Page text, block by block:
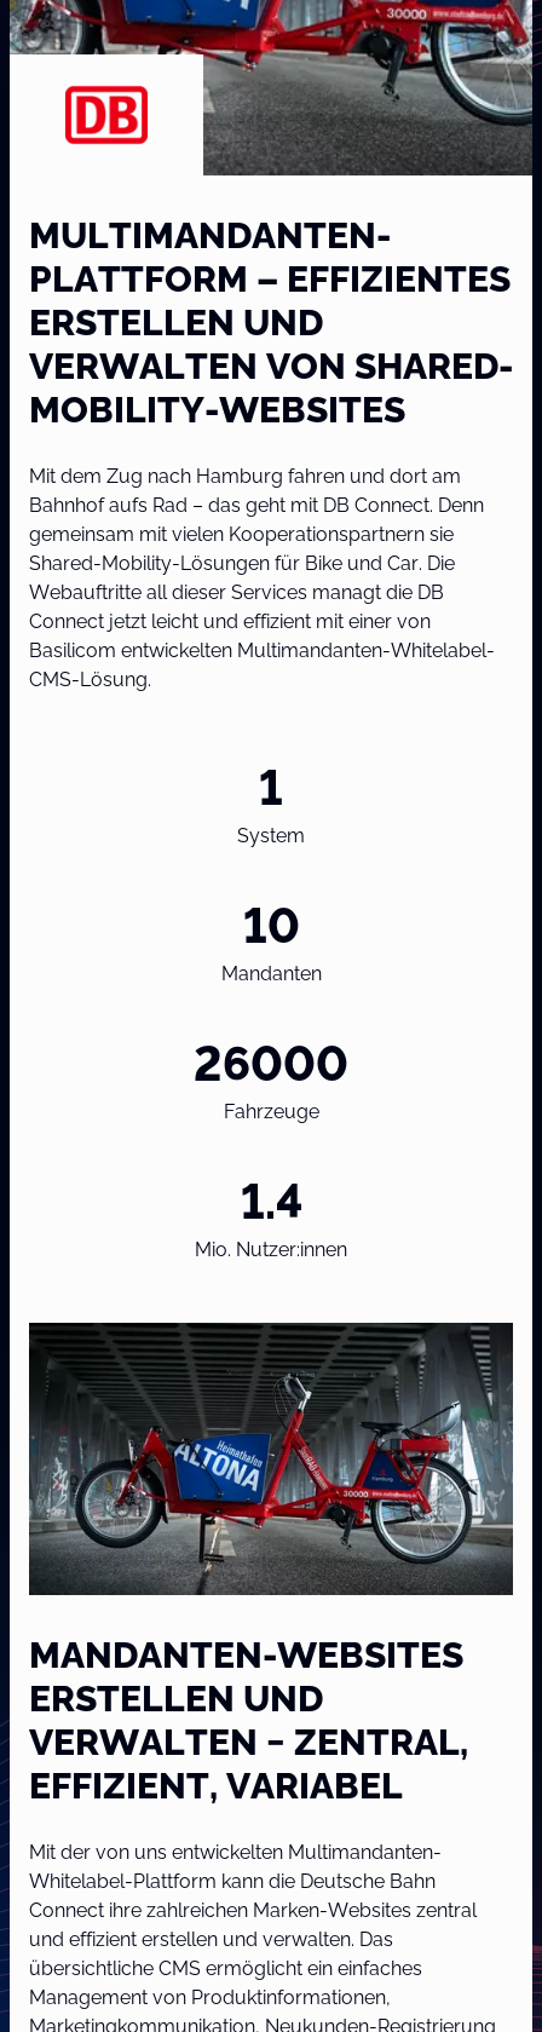
MULTIMANDANTEN-
PLATTFORM – EFFIZIENTES
ERSTELLEN UND
VERWALTEN VON SHARED-
MOBILITY-WEBSITES
Mit dem Zug nach Hamburg fahren und dort am
Bahnhof aufs Rad – das geht mit DB Connect. Denn
gemeinsam mit vielen Kooperationspartnern sie
Shared-Mobility-Lösungen für Bike und Car. Die
Webauftritte all dieser Services managt die DB
Connect jetzt leicht und effizient mit einer von
Basilicom entwickelten Multimandanten-Whitelabel-
CMS-Lösung.
1
System
10
Mandanten
26000
Fahrzeuge
1.4
Mio. Nutzer:innen
MANDANTEN-WEBSITES
ERSTELLEN UND
VERWALTEN − ZENTRAL,
EFFIZIENT, VARIABEL
Mit der von uns entwickelten Multimandanten-
Whitelabel-Plattform kann die Deutsche Bahn
Connect ihre zahlreichen Marken-Websites zentral
und effizient erstellen und verwalten. Das
übersichtliche CMS ermöglicht ein einfaches
Management von Produktinformationen,
Marketingkommunikation, Neukunden-Registrierung